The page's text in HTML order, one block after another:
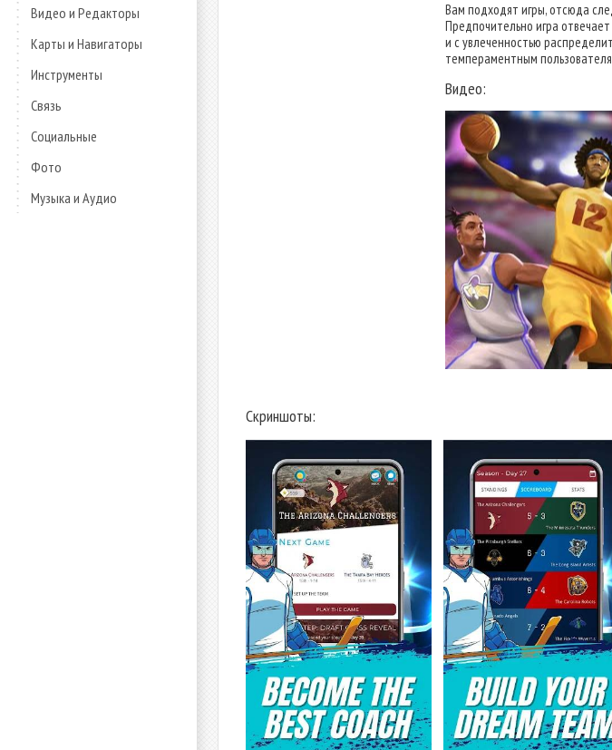
Видео и Редакторы
Карты и Навигаторы
Инструменты
Связь
Социальные
Фото
Музыка и Аудио
Вам подходят игры, отсюда
Предпочительно игра
и с увлеченностью
темпераментным
Видео:
Скриншоты: